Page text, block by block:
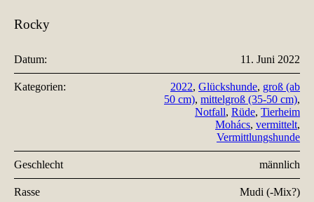
Rocky
Datum: 11. Juni 2022
Kategorien: 2022, Glückshunde, groß (ab
50 cm), mittelgroß (35-50 cm),
Notfall, Rüde, Tierheim
Mohács, vermittelt,
Vermittlungshunde
Geschlecht männlich
Rasse Mudi (-Mix?)